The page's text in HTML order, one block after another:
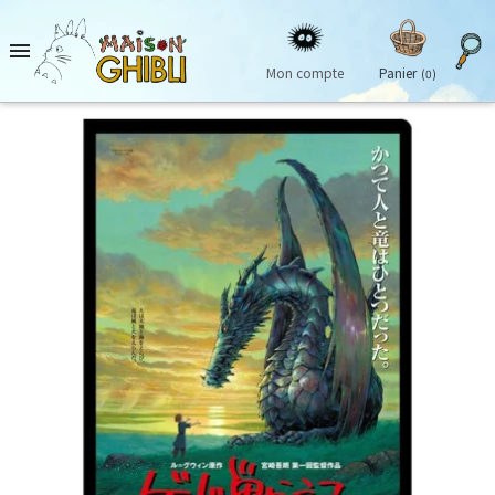

Mon compte Panier (0)